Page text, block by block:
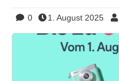
0 1. August 2025